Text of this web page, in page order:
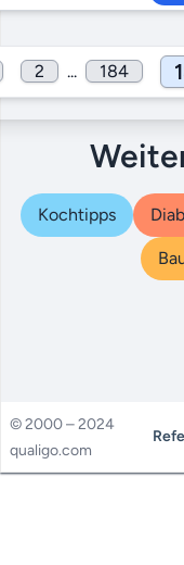
2 ... 184
Kochtipps
© 2000 – 2024
qualigo.com